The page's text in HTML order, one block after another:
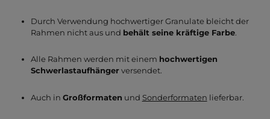
Durch Verwendung hochwertiger Granulate bleicht der
Rahmen nicht aus und behält seine kräftige Farbe.
Alle Rahmen werden mit einem hochwertigen
Schwerlastaufhängerversendet.
Auch in Großformaten und Sonderformaten lieferbar.